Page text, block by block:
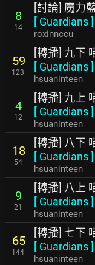
8
14
[討論] 魔力
[ Guardians]
roxinnccu
59
123
[轉播] 九下
[ Guardians]
hsuaninteen
4
12
[轉播] 九上
[ Guardians]
hsuaninteen
18
54
[轉播] 八下
[ Guardians]
hsuaninteen
9
21
[轉播] 八上
[ Guardians]
hsuaninteen
65
144
[轉播] 七下
[ Guardians]
hsuaninteen